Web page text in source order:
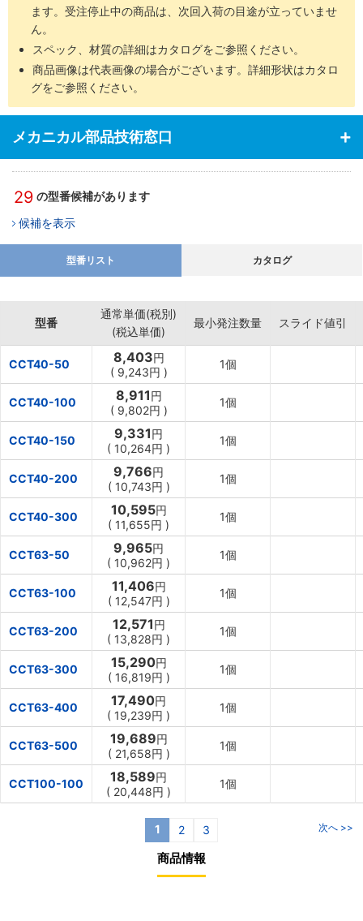
ます。受注停止中の商品は、次回入荷の目途が立っていませ
ん。
スペック、材質の詳細はカタログをご参照ください。
商品画像は代表画像の場合がございます。詳細形状はカタロ
グをご参照ください。
メカニカル部品技術窓口
29 の型番候補があります
候補を表示
型番リスト カタログ
型番
通常単価(税別)
(税込単価)
最小発注数量 スライド値引
CCT40-50 8,403円
( 9,243円 )
1個
CCT40-100 8,911円
( 9,802円 )
1個
CCT40-150 9,331円
( 10,264円 )
1個
CCT40-200 9,766円
( 10,743円 )
1個
CCT40-300 10,595円
( 11,655円 )
1個
CCT63-50 9,965円
( 10,962円 )
1個
CCT63-100 11,406円
( 12,547円 )
1個
CCT63-200 12,571円
( 13,828円 )
1個
CCT63-300 15,290円
( 16,819円 )
1個
CCT63-400 17,490円
( 19,239円 )
1個
CCT63-500 19,689円
( 21,658円 )
1個
CCT100-100 18,589円
( 20,448円 )
1個
1 2 3 次へ >>
商品情報